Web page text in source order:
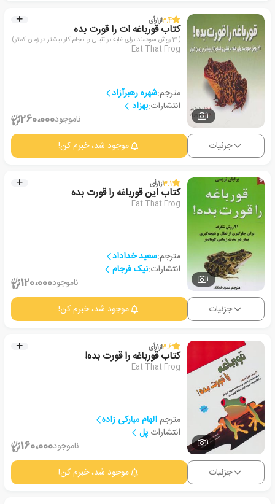
1
3.4از1رأی
کتاب قورباغه ات را قورت بده
(21 روش سودمند برای غلبه بر تنبلی و انجام کار بیشتر در زمان کمتر)
Eat That Frog
مترجم:شهره رهبرآزاد
انتشارات:بهزاد
ناموجود260،000
جزئیات موجود شد، خبرم کن!
1
3.1از1رأی
کتاب این قورباغه را قورت بده
Eat That Frog
مترجم:سعید خداداد
انتشارات:نیک فرجام
ناموجود120،000
جزئیات موجود شد، خبرم کن!
1
3.6از1رأی
کتاب قورباغه را قورت بده!
Eat That Frog
مترجم:الهام مبارکی زاده
انتشارات:پل
ناموجود160،000
جزئیات موجود شد، خبرم کن!